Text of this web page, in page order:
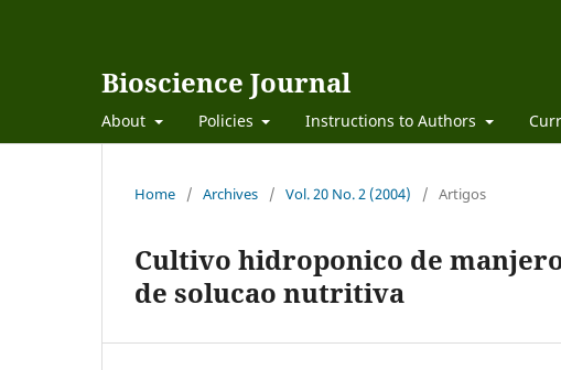
Bioscience Journal
About Policies Instructions to Authors
Home / Archives / Vol. 20 No. 2 (2004) / Artigos
Cultivo hidroponico de
de solucao nutritiva